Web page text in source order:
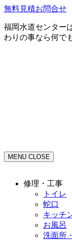
無料見積お問合せ
福岡水道センター
わりの事なら何で
MENU CLOSE
修理・工事
トイレ
蛇口
キッチ
お風呂
洗面所